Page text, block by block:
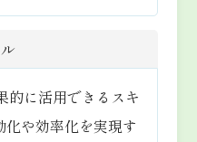
的に活用できるスキ
や効率化を実現す